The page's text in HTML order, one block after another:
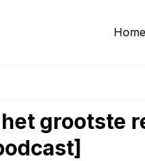
Home
grootste